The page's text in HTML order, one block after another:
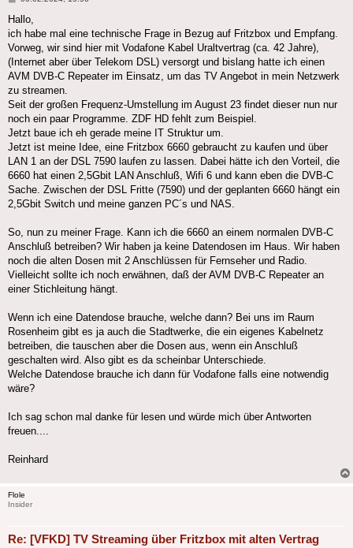
Hallo,
ich habe mal eine technische Frage in Bezug auf Fritzbox und Empfang.
Vorweg, wir sind hier mit Vodafone Kabel Uraltvertrag (ca. 42 Jahre),
(Internet aber über Telekom DSL) versorgt und bislang hatte ich einen
AVM DVB-C Repeater im Einsatz, um das TV Angebot in mein Netzwerk
zu streamen.
Seit der großen Frequenz-Umstellung im August 23 findet dieser nun nur
noch ein paar Programme. ZDF HD fehlt zum Beispiel.
Jetzt baue ich eh gerade meine IT Struktur um.
Jetzt ist meine Idee, eine Fritzbox 6660 gebraucht zu kaufen und über
LAN 1 an der DSL 7590 laufen zu lassen. Dabei hätte ich den Vorteil, die
6660 hat einen 2,5Gbit LAN Anschluß, Wifi 6 und kann eben die DVB-C
Sache. Zwischen der DSL Fritte (7590) und der geplanten 6660 hängt ein
2,5Gbit Switch und meine ganzen PC´s und NAS.
So, nun zu meiner Frage. Kann ich die 6660 an einem normalen DVB-C
Anschluß betreiben? Wir haben ja keine Datendosen im Haus. Wir haben
noch die alten Dosen mit 2 Anschlüssen für Fernseher und Radio.
Vielleicht sollte ich noch erwähnen, daß der AVM DVB-C Repeater an
einer Stichleitung hängt.
Wenn ich eine Datendose brauche, welche dann? Bei uns im Raum
Rosenheim gibt es ja auch die Stadtwerke, die ein eigenes Kabelnetz
betreiben, die tauschen aber die Dosen aus, wenn ein Anschluß
geschalten wird. Also gibt es da scheinbar Unterschiede.
Welche Datendose brauche ich dann für Vodafone falls eine notwendig
wäre?
Ich sag schon mal danke für lesen und würde mich über Antworten
freuen....
Reinhard
Flole
Insider
Re: [VFKD] TV Streaming über Fritzbox mit alten Vertrag